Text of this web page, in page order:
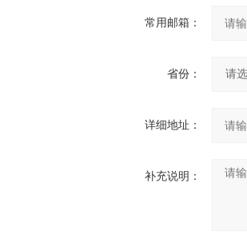
常用邮箱：
省份：
详细地址：
补充说明：